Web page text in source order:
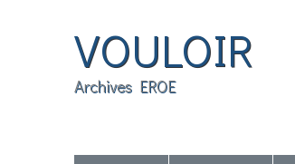
VOULOIR
Archives EROE